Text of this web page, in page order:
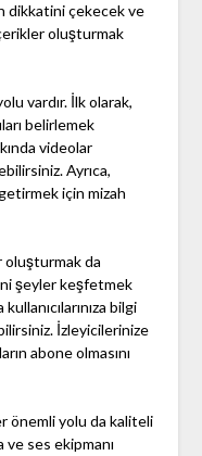
dikkatini çekecek ve
oluşturmak
vardır. İlk olarak,
belirlemek
videolar
Ayrıca,
için mizah
oluşturmak da
şeyler keşfetmek
bilgi
İzleyicilerinize
abone olmasını
önemli yolu da kaliteli
ses ekipmanı